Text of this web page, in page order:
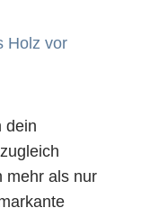
dein
mehr als nur